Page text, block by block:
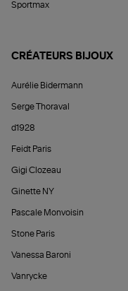
Sportmax
CRÉATEURS BIJOUX
Aurélie Bidermann
Serge Thoraval
d1928
Feidt Paris
Gigi Clozeau
Ginette NY
Pascale Monvoisin
Stone Paris
Vanessa Baroni
Vanrycke